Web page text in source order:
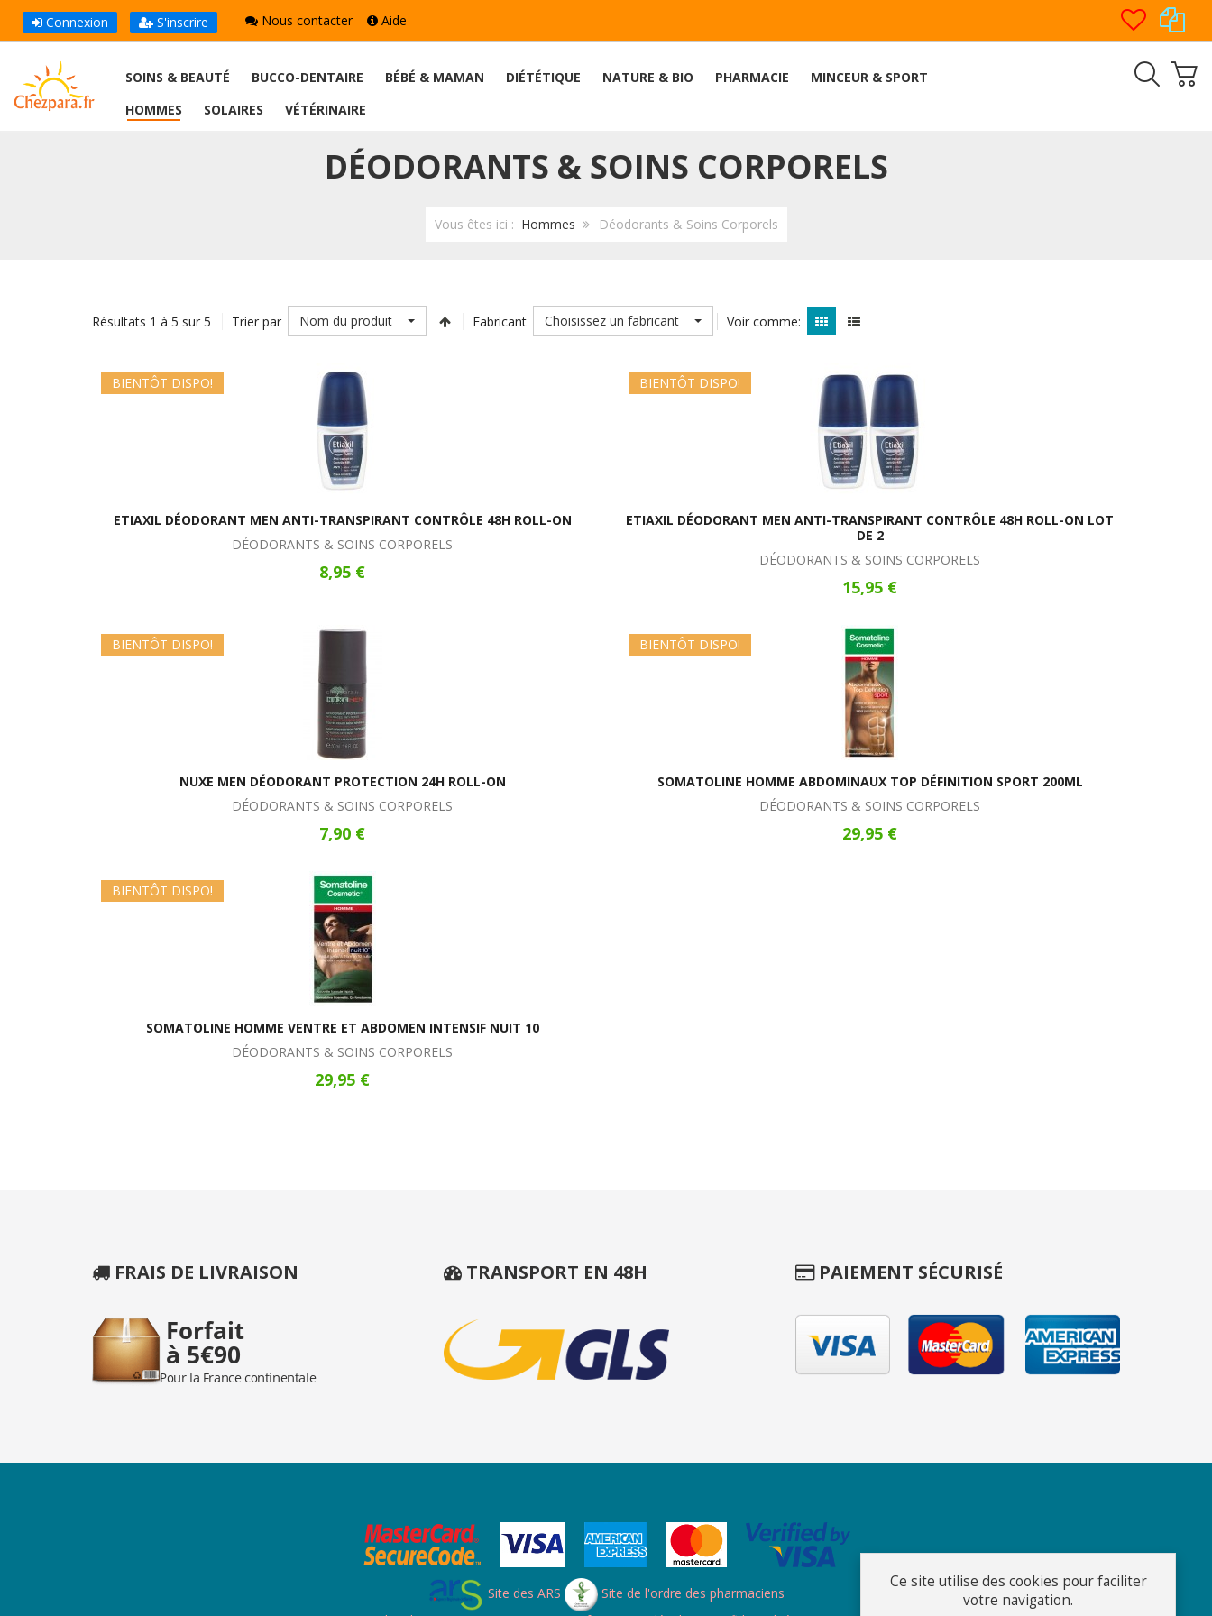
Connexion S'inscrire Nous contacter Aide
SOINS & BEAUTÉ BUCCO-DENTAIRE BÉBÉ & MAMAN DIÉTÉTIQUE NATURE & BIO PHARMACIE
MINCEUR & SPORT
HOMMES
SOLAIRES VÉTÉRINAIRE
DÉODORANTS & SOINS CORPORELS
Vous êtes ici : Hommes Déodorants & Soins Corporels
Résultats 1 à 5 sur 5 Trier par Nom du produit Fabricant Choisissez un fabricant Voir comme:
BIENTÔT DISPO!
ETIAXIL DÉODORANT MEN ANTI-TRANSPIRANT CONTRÔLE 48H ROLL-ON
DÉODORANTS & SOINS CORPORELS
8,95 €
BIENTÔT DISPO!
ETIAXIL DÉODORANT MEN ANTI-TRANSPIRANT CONTRÔLE 48H ROLL-ON LOT
DE 2
DÉODORANTS & SOINS CORPORELS
15,95 €
BIENTÔT DISPO!
NUXE MEN DÉODORANT PROTECTION 24H ROLL-ON
DÉODORANTS & SOINS CORPORELS
7,90 €
BIENTÔT DISPO!
SOMATOLINE HOMME ABDOMINAUX TOP DÉFINITION SPORT 200ML
DÉODORANTS & SOINS CORPORELS
29,95 €
BIENTÔT DISPO!
SOMATOLINE HOMME VENTRE ET ABDOMEN INTENSIF NUIT 10
DÉODORANTS & SOINS CORPORELS
29,95 €
FRAIS DE LIVRAISON TRANSPORT EN 48H PAIEMENT SÉCURISÉ
Site des ARS
Site de l'ordre des pharmaciens
Ce site utilise des cookies pour faciliter
votre navigation.